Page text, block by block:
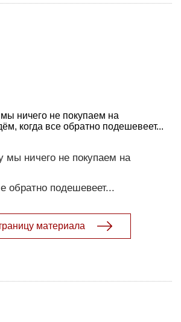
ничего не покупаем на
когда все обратно подешевеет...
ничего не покупаем на
обратно подешевеет...
материала